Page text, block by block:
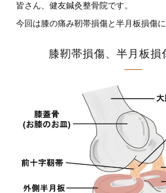
皆さん、健友鍼灸整骨院です。
今回は膝の痛み靭帯損傷と半月板損傷
膝靭帯損傷、半月板損